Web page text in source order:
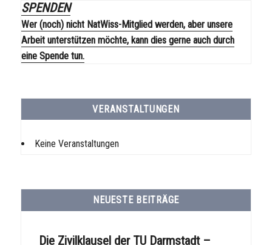
SPENDEN
Wer (noch) nicht NatWiss-Mitglied werden, aber unsere
Arbeit unterstützen möchte, kann dies gerne auch durch
eine Spende tun.
VERANSTALTUNGEN
Keine Veranstaltungen
NEUESTE BEITRÄGE
Die Zivilklausel der TU Darmstadt –